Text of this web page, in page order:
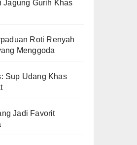
Jagung Gurih Khas
Roti Renyah
Menggoda
Sup Udang Khas
Jadi Favorit